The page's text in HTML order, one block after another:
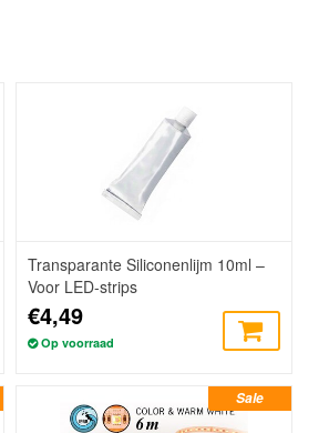
Transparante Siliconenlijm 10ml –
Voor LED-strips
€4,49
Op voorraad
Sale